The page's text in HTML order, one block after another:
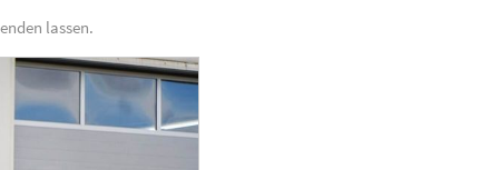
lassen.